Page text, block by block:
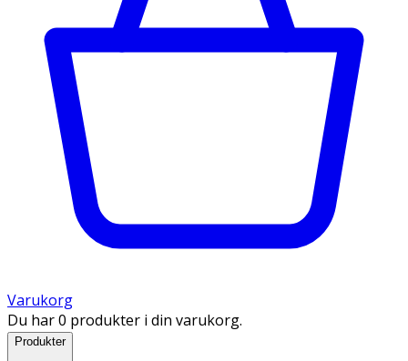
Varukorg
Du har 0 produkter i din varukorg.
Produkter